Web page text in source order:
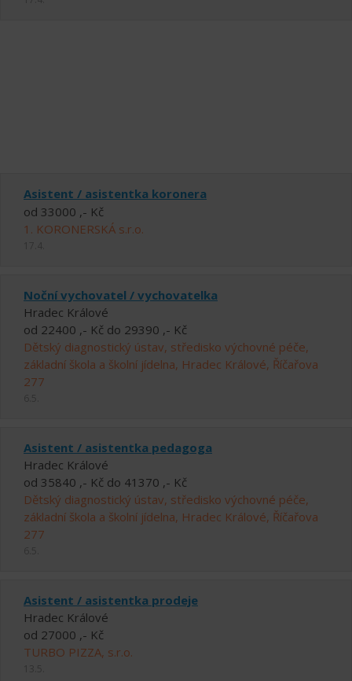
Asistent / asistentka koronera
od 33000 ,- Kč
1. KORONERSKÁ s.r.o.
Noční vychovatel / vychovatelka
Hradec Králové
od 22400 ,- Kč do 29390 ,- Kč
Dětský diagnostický ústav, středisko výchovné péče,
základní škola a školní jídelna, Hradec Králové, Říčařova
277
Asistent / asistentka pedagoga
Hradec Králové
od 35840 ,- Kč do 41370 ,- Kč
Dětský diagnostický ústav, středisko výchovné péče,
základní škola a školní jídelna, Hradec Králové, Říčařova
277
Asistent / asistentka prodeje
Hradec Králové
od 27000 ,- Kč
TURBO PIZZA, s.r.o.